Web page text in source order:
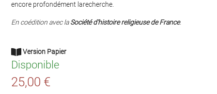
encore profondément larecherche.
En coédition avec laSociété d'histoire religieuse de France.
Version Papier
Disponible
25,00 €